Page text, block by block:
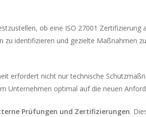
ob eine ISO 27001 Zertifizierung
identifizieren und gezielte Maßnahmen
erfordert nicht nur technische
Unternehmen optimal auf die neuen
Prüfungen und Zertifizierungen.